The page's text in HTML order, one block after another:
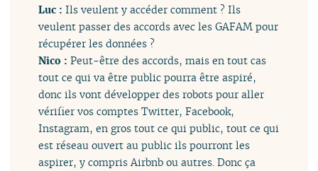
Luc :Ils veulent y accéder comment ? Ils
veulent passer des accords avec les GAFAM pour
récupérer les données ?
Nico :Peut-être des accords, mais en tout cas
tout ce qui va être public pourra être aspiré,
donc ils vont développer des robots pour aller
vérifier vos comptes Twitter, Facebook,
Instagram, en gros tout ce qui public, tout ce qui
est réseau ouvert au public ils pourront les
aspirer, y compris Airbnb ou autres. Donc ça